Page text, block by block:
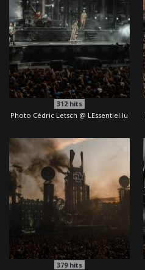
312hits
Photo Cédric Letsch @ LEssentiel.lu
379hits